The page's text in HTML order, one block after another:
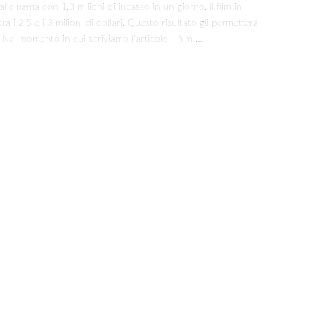
cinema con 1,8 milioni di incasso in un giorno. Il film in
i 2,5 e i 3 milioni di dollari. Questo risultato gli permetterà
momento in cui scriviamo l’articolo il film …